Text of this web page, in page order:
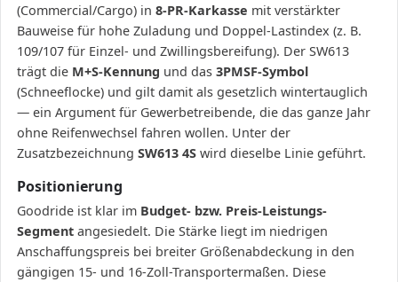
(Commercial/Cargo) in 8-PR-Karkasse mit verstärkter
Bauweise für hohe Zuladung und Doppel-Lastindex (z. B.
109/107 für Einzel- und Zwillingsbereifung). Der SW613
trägt die M+S-Kennung und das 3PMSF-Symbol
(Schneeflocke) und gilt damit als gesetzlich wintertauglich
— ein Argument für Gewerbetreibende, die das ganze Jahr
ohne Reifenwechsel fahren wollen. Unter der
Zusatzbezeichnung SW613 4S wird dieselbe Linie geführt.
Positionierung
Goodride ist klar im Budget- bzw. Preis-Leistungs-
Segment angesiedelt. Die Stärke liegt im niedrigen
Anschaffungspreis bei breiter Größenabdeckung in den
gängigen 15- und 16-Zoll-Transportermaßen. Diese